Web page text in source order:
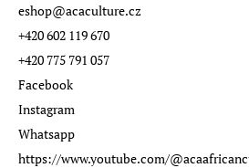
eshop@acaculture.cz
+420 602 119 670
+420 775 791 057
Facebook
Instagram
Whatsapp
https://www.youtube.com/